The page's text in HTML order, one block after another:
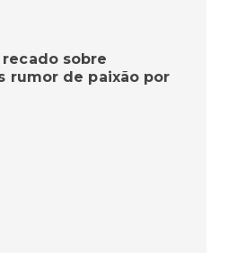
sobre
rumor de paixão por